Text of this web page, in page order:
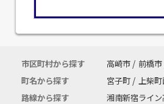
市区町村から探す 高崎市 / 前橋市
町名から探す
宮子町 / 上柴
路線から探す
湘南新宿ライ